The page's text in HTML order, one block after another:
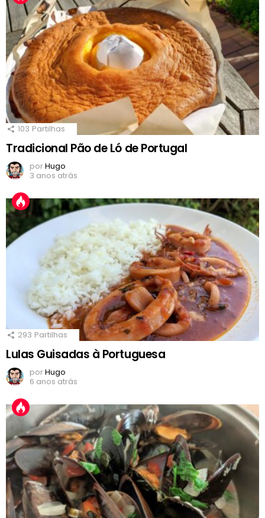
103 Partilhas
Tradicional Pão de Ló de Portugal
porHugo
3 anos atrás
293 Partilhas
Lulas Guisadas à Portuguesa
porHugo
6 anos atrás